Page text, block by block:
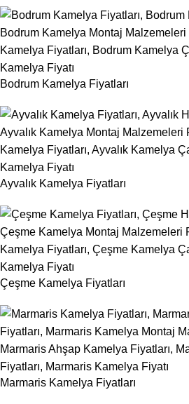
Bodrum Kamelya Fiyatları
Ayvalık Kamelya Fiyatları
Çeşme Kamelya Fiyatları
Marmaris Kamelya Fiyatları